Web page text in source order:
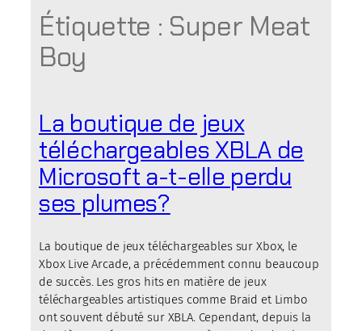
Étiquette : Super Meat
Boy
La boutique de jeux
téléchargeables XBLA de
Microsoft a-t-elle perdu
ses plumes?
La boutique de jeux téléchargeables sur Xbox, le
Xbox Live Arcade, a précédemment connu beaucoup
de succès. Les gros hits en matière de jeux
téléchargeables artistiques comme Braid et Limbo
ont souvent débuté sur XBLA. Cependant, depuis la